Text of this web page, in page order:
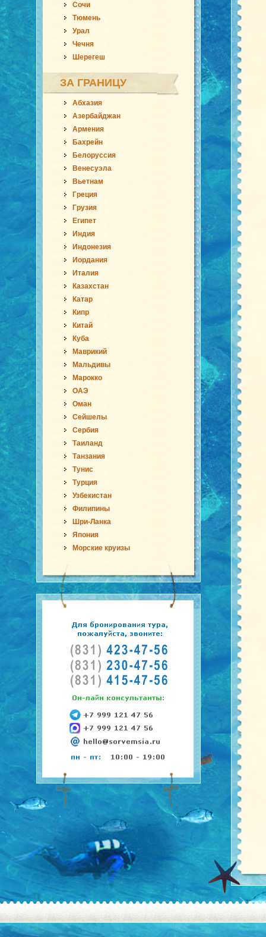
Сочи
Тюмень
Урал
Чечня
Шерегеш
ЗА ГРАНИЦУ
Абхазия
Азербайджан
Армения
Бахрейн
Белоруссия
Венесуэла
Вьетнам
Греция
Грузия
Египет
Индия
Индонезия
Иордания
Италия
Казахстан
Катар
Кипр
Китай
Куба
Маврикий
Мальдивы
Марокко
ОАЭ
Оман
Сейшелы
Сербия
Таиланд
Танзания
Тунис
Турция
Узбекистан
Филипины
Шри-Ланка
Япония
Морские круизы